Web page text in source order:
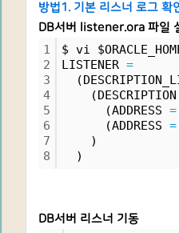
방법1. 기본 리스너 로그 확
DB서버 listener.ora 파일
1
2
3
4
5
6
7
8
$ vi
LISTENER =
(DESCRIPTION
(ADDRESS =
(ADDRESS =
)
)
DB서버 리스너 기동